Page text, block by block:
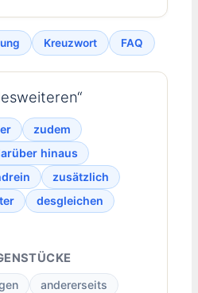
Kreuzwort FAQ
zudem
hinaus
zusätzlich
desgleichen
andererseits